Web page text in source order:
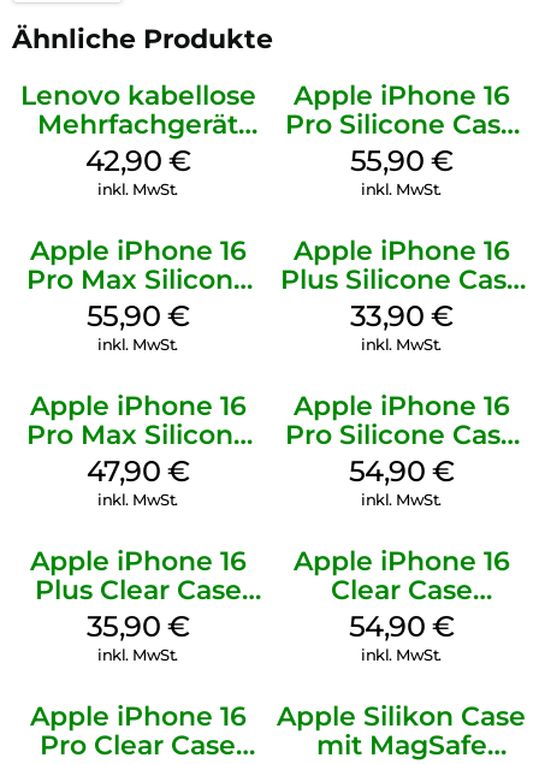
Ähnliche Produkte
Lenovo kabellose
Mehrfachgerät
Luna Grey
42,90 €
inkl. MwSt.
Apple iPhone 16
Pro Silicone Case
MagSafe Stone
Gray
55,90 €
inkl. MwSt.
Apple iPhone 16
Pro Max Silicone
Case MagSafe
Stone Gray
55,90 €
inkl. MwSt.
Apple iPhone 16
Plus Silicone Case
MagSafe Lake
Green
33,90 €
inkl. MwSt.
Apple iPhone 16
Pro Max Silicone
Case MagSafe
Black
47,90 €
inkl. MwSt.
Apple iPhone 16
Pro Silicone Case
MagSafe Black
54,90 €
inkl. MwSt.
Apple iPhone 16
Plus Clear Case
MagSafe
Transparent
35,90 €
inkl. MwSt.
Apple iPhone 16
Clear Case
MagSafe
Transparent
54,90 €
inkl. MwSt.
Apple iPhone 16
Pro Clear Case
Apple Silikon Case
mit MagSafe